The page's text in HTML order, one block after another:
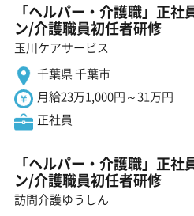
「ヘルパー・介護職」正
ン/介護職員初任者研修
玉川ケアサービス
千葉県 千葉市
月給23万1,000円～31万円
正社員
「ヘルパー・介護職」正
ン/介護職員初任者研修
訪問介護ゆうしん